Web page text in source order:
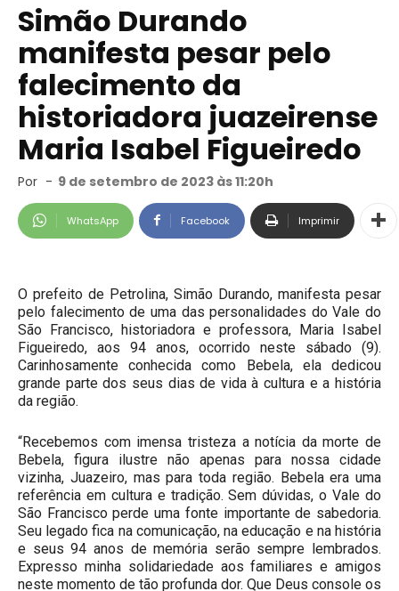
Simão Durando
manifesta pesar pelo
falecimento da
historiadora juazeirense
Maria Isabel Figueiredo
Por - 9 de setembro de 2023 às 11:20h
WhatsApp Facebook Imprimir
O prefeito de Petrolina, Simão Durando, manifesta pesar
pelo falecimento de uma das personalidades do Vale do
São Francisco, historiadora e professora, Maria Isabel
Figueiredo, aos 94 anos, ocorrido neste sábado (9).
Carinhosamente conhecida como Bebela, ela dedicou
grande parte dos seus dias de vida à cultura e a história
da região.
“Recebemos com imensa tristeza a notícia da morte de
Bebela, figura ilustre não apenas para nossa cidade
vizinha, Juazeiro, mas para toda região. Bebela era uma
referência em cultura e tradição. Sem dúvidas, o Vale do
São Francisco perde uma fonte importante de sabedoria.
Seu legado fica na comunicação, na educação e na história
e seus 94 anos de memória serão sempre lembrados.
Expresso minha solidariedade aos familiares e amigos
neste momento de tão profunda dor. Que Deus console os